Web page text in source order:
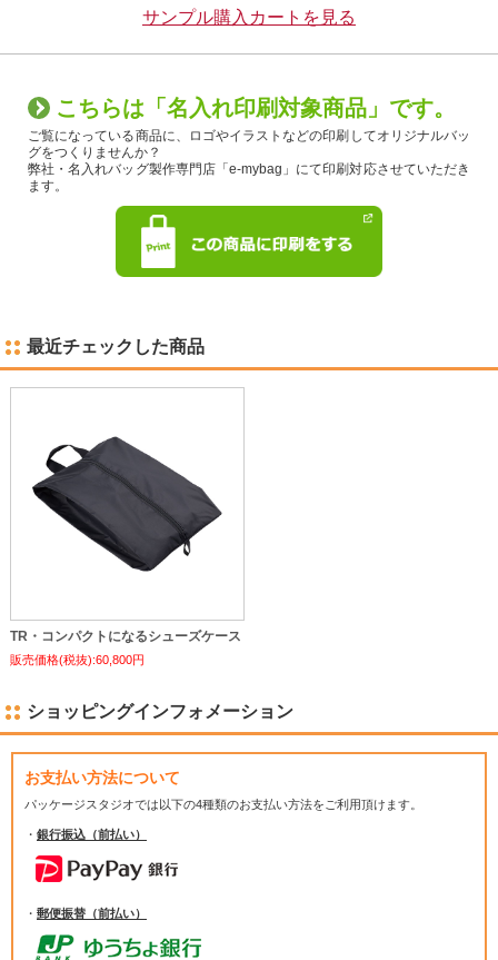
サンプル購入カートを見る
こちらは「名入れ印刷対象商品」です。
ご覧になっている商品に、ロゴやイラストなどの印刷してオリジナルバッ
グをつくりませんか？
弊社・名入れバッグ製作専門店「e-mybag」にて印刷対応させていただき
ます。
最近チェックした商品
TR・コンパクトになるシューズケース
販売価格(税抜):60,800円
ショッピングインフォメーション
お支払い方法について
パッケージスタジオでは以下の4種類のお支払い方法をご利用頂けます。
・ 銀行振込（前払い）
・ 郵便振替（前払い）